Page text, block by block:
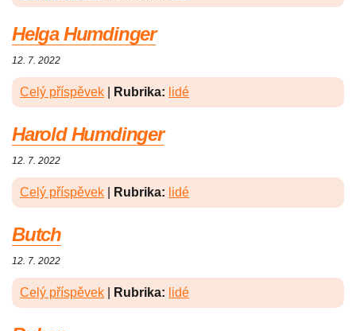
Helga Humdinger
12. 7. 2022
Celý příspěvek Rubrika: lidé
Harold Humdinger
12. 7. 2022
Celý příspěvek Rubrika: lidé
Butch
12. 7. 2022
Celý příspěvek Rubrika: lidé